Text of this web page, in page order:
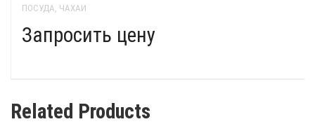
полезное
ПОСУДА ЧАХАИ
Запросить цену
Related Products